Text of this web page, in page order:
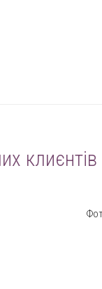
клиєнтів